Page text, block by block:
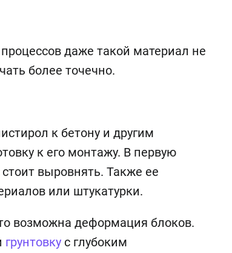
даже такой материал не
более точечно.
к бетону и другим
к его монтажу. В первую
выровнять. Также ее
или штукатурки.
возможна деформация блоков.
грунтовку с глубоким